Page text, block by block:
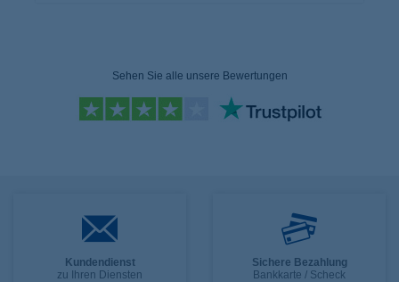
Sehen Sie alle unsere Bewertungen
Kundendienst
zu Ihren Diensten
Sichere Bezahlung
Bankkarte / Scheck